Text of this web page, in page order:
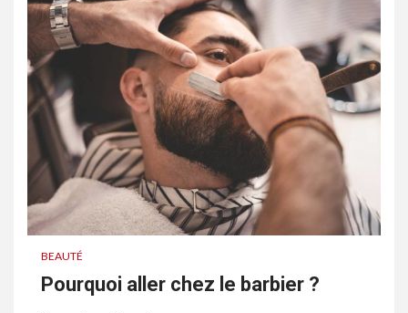
BEAUTÉ
Pourquoi aller chez le barbier ?